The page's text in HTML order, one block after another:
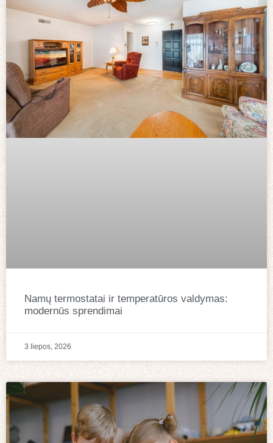
Namų termostatai ir temperatūros valdymas:
modernūs sprendimai
3 liepos, 2026